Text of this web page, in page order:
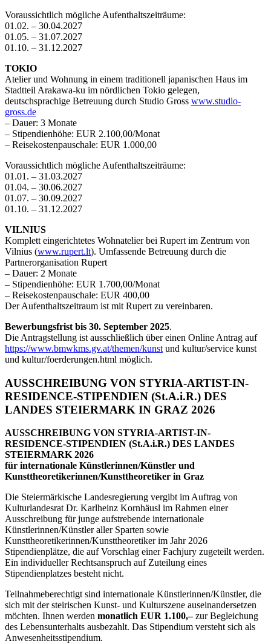
Voraussichtlich mögliche Aufenthaltszeiträume:
01.02. – 30.04.2027
01.05. – 31.07.2027
01.10. – 31.12.2027
TOKIO
Atelier und Wohnung in einem traditionell japanischen Haus im
Stadtteil Arakawa-ku im nördlichen Tokio gelegen,
deutschsprachige Betreuung durch Studio Gross www.studio-
gross.de
– Dauer: 3 Monate
– Stipendienhöhe: EUR 2.100,00/Monat
– Reisekostenpauschale: EUR 1.000,00
Voraussichtlich mögliche Aufenthaltszeiträume:
01.01. – 31.03.2027
01.04. – 30.06.2027
01.07. – 30.09.2027
01.10. – 31.12.2027
VILNIUS
Komplett eingerichtetes Wohnatelier bei Rupert im Zentrum von
Vilnius (www.rupert.lt). Umfassende Betreuung durch die
Partnerorganisation Rupert
– Dauer: 2 Monate
– Stipendienhöhe: EUR 1.700,00/Monat
– Reisekostenpauschale: EUR 400,00
Der Aufenthaltszeitraum ist mit Rupert zu vereinbaren.
Bewerbungsfrist bis 30. September 2025.
Die Antragstellung ist ausschließlich über einen Online Antrag auf
https://www.bmwkms.gv.at/themen/kunst und kultur/service kunst
und kultur/foerderungen.html möglich.
AUSSCHREIBUNG VON STYRIA-ARTIST-IN-
RESIDENCE-STIPENDIEN (St.A.i.R.) DES
LANDES STEIERMARK IN GRAZ 2026
AUSSCHREIBUNG VON STYRIA-ARTIST-IN-
RESIDENCE-STIPENDIEN (St.A.i.R.) DES LANDES
STEIERMARK 2026
für internationale Künstlerinnen/Künstler und
Kunsttheoretikerinnen/Kunsttheoretiker in Graz
Die Steiermärkische Landesregierung vergibt im Auftrag von
Kulturlandesrat Dr. Karlheinz Kornhäusl im Rahmen einer
Ausschreibung für junge aufstrebende internationale
Künstlerinnen/Künstler aller Sparten sowie
Kunsttheoretikerinnen/Kunsttheoretiker im Jahr 2026
Stipendienplätze, die auf Vorschlag einer Fachjury zugeteilt werden.
Ein individueller Rechtsanspruch auf Zuteilung eines
Stipendienplatzes besteht nicht.
Teilnahmeberechtigt sind internationale Künstlerinnen/Künstler, die
sich mit der steirischen Kunst- und Kulturszene auseinandersetzen
möchten. Ihnen werden monatlich EUR 1.100,–zur Begleichung
des Lebensunterhalts ausbezahlt. Das Stipendium versteht sich als
Anwesenheitsstipendium.